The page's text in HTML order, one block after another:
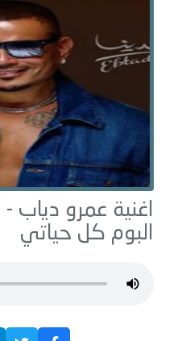
اغنية عمرو دياب -
البوم كل حياتي